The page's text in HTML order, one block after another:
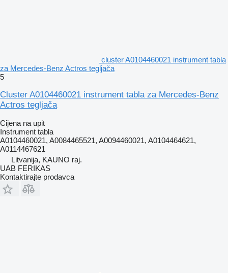
cluster A0104460021 instrument tabla
za Mercedes-Benz Actros tegljača
5
Cluster A0104460021 instrument tabla za Mercedes-Benz
Actros tegljača
Cijena na upit
Instrument tabla
A0104460021, A0084465521, A0094460021, A0104464621,
A0114467621
Litvanija, KAUNO raj.
UAB FERIKAS
Kontaktirajte prodavca